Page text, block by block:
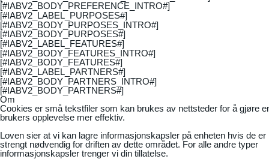
[#IABV2_BODY_PREFERENCE_INTRO#]
[#IABV2_LABEL_PURPOSES#]
[#IABV2_BODY_PURPOSES_INTRO#]
[#IABV2_BODY_PURPOSES#]
[#IABV2_LABEL_FEATURES#]
[#IABV2_BODY_FEATURES_INTRO#]
[#IABV2_BODY_FEATURES#]
[#IABV2_LABEL_PARTNERS#]
[#IABV2_BODY_PARTNERS_INTRO#]
[#IABV2_BODY_PARTNERS#]
Om
Cookies er små tekstfiler som kan brukes av nettsteder for å gjøre
brukers opplevelse mer effektiv.
Loven sier at vi kan lagre informasjonskapsler på enheten hvis de er
strengt nødvendig for driften av dette området. For alle andre typer
informasjonskapsler trenger vi din tillatelse.